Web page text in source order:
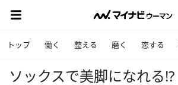
トップ 働く 整える 磨く 恋する
ソックスで美脚になれる